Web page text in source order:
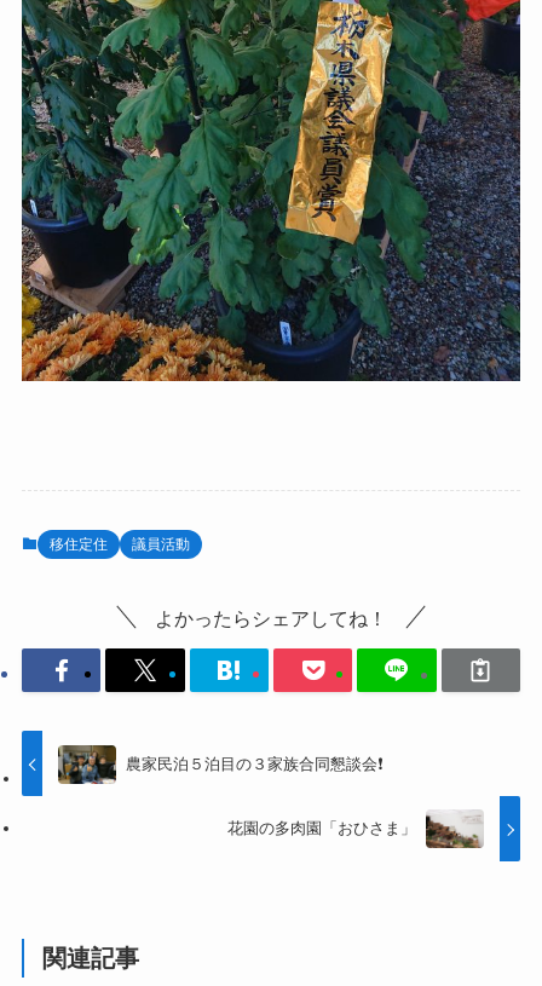
移住定住 議員活動
よかったらシェアしてね！
農家民泊５泊目の３家族合同懇談会❗
花園の多肉園「おひさま」
関連記事